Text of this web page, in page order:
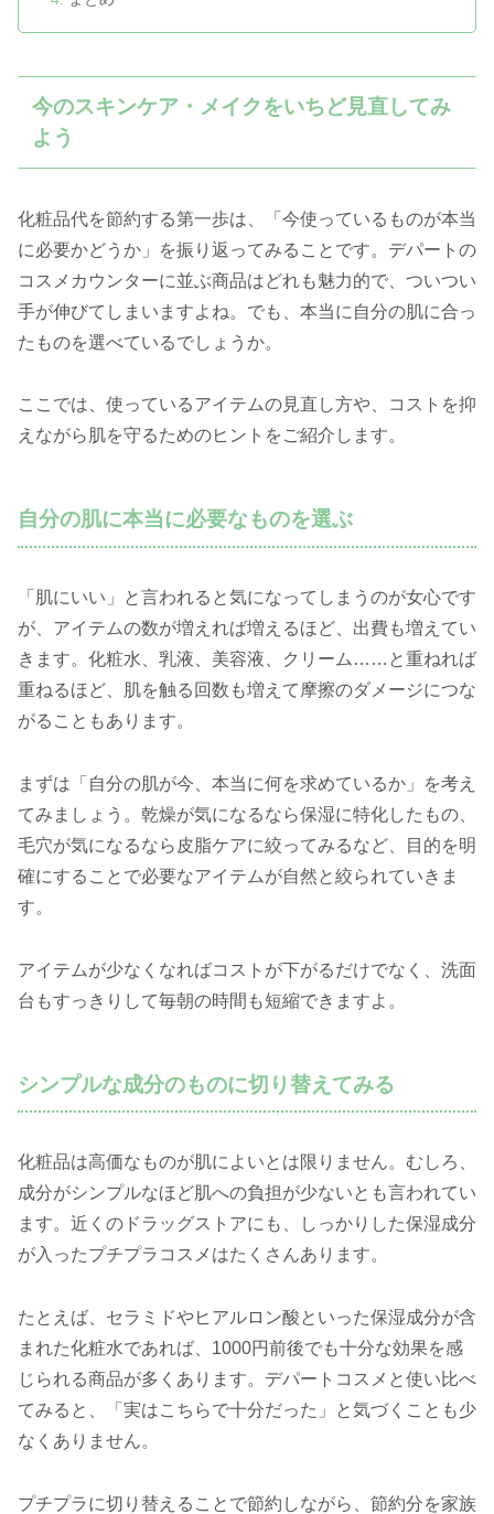
今のスキンケア・メイクをいちど見直してみ
よう
化粧品代を節約する第一歩は、「今使っているものが本当
に必要かどうか」を振り返ってみることです。デパートの
コスメカウンターに並ぶ商品はどれも魅力的で、ついつい
手が伸びてしまいますよね。でも、本当に自分の肌に合っ
たものを選べているでしょうか。
ここでは、使っているアイテムの見直し方や、コストを抑
えながら肌を守るためのヒントをご紹介します。
自分の肌に本当に必要なものを選ぶ
「肌にいい」と言われると気になってしまうのが女心です
が、アイテムの数が増えれば増えるほど、出費も増えてい
きます。化粧水、乳液、美容液、クリーム……と重ねれば
重ねるほど、肌を触る回数も増えて摩擦のダメージにつな
がることもあります。
まずは「自分の肌が今、本当に何を求めているか」を考え
てみましょう。乾燥が気になるなら保湿に特化したもの、
毛穴が気になるなら皮脂ケアに絞ってみるなど、目的を明
確にすることで必要なアイテムが自然と絞られていきま
す。
アイテムが少なくなればコストが下がるだけでなく、洗面
台もすっきりして毎朝の時間も短縮できますよ。
シンプルな成分のものに切り替えてみる
化粧品は高価なものが肌によいとは限りません。むしろ、
成分がシンプルなほど肌への負担が少ないとも言われてい
ます。近くのドラッグストアにも、しっかりした保湿成分
が入ったプチプラコスメはたくさんあります。
たとえば、セラミドやヒアルロン酸といった保湿成分が含
まれた化粧水であれば、1000円前後でも十分な効果を感
じられる商品が多くあります。デパートコスメと使い比べ
てみると、「実はこちらで十分だった」と気づくことも少
なくありません。
プチプラに切り替えることで節約しながら、節約分を家族